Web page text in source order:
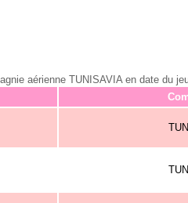
aérienne TUNISAVIA en date du